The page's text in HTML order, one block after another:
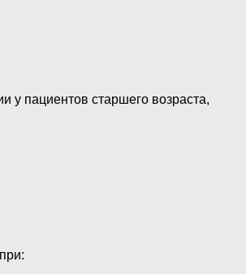
у пациентов старшего возраста,